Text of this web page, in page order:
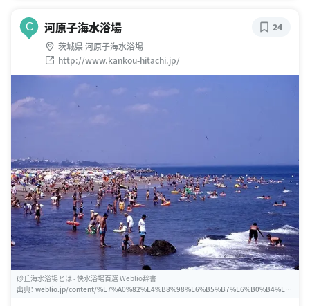
C 河原子海水浴場
茨城県 河原子海水浴場
http://www.kankou-hitachi.jp/
24
砂丘海水浴場とは - 快水浴場百選 Weblio辞書
出典： weblio.jp/content/%E7%A0%82%E4%B8%98%E6%B5%B7%E6%B0%B4%E